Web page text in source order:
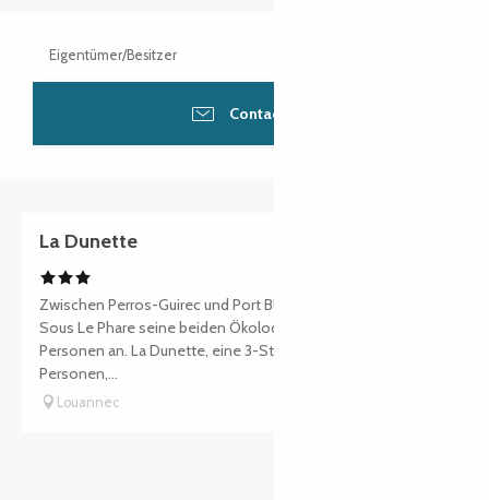
Eigentümer/Besitzer
Contacter
La Dunette
Zwischen Perros-Guirec und Port Blanc bietet das Manoir
Sous Le Phare seine beiden Ökolodges für 4 und 8/9
Personen an. La Dunette, eine 3-Sterne-Unterkunft für 4
Personen,...
Louannec